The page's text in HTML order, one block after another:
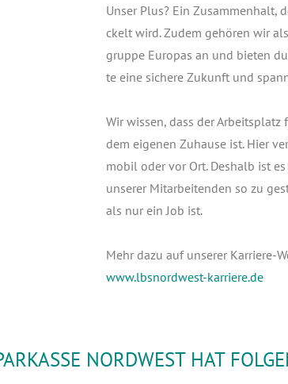
Unser Plus? Ein
ckelt wird. Zudem gehö­ren wir
grup­pe Euro­pas an und bie­ten
te eine siche­re Zukunft und
Wir wis­sen, dass der
dem eige­nen Zuhau­se ist. Hier
mobil oder vor Ort. Des­halb ist
unse­rer Mit­ar­bei­ten­den so zu
als nur ein Job ist.
Mehr dazu auf unse­rer Kar­rie­re-
www.lbsnordwest-karriere.de
NORDWEST HAT